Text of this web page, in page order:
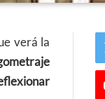
verá la